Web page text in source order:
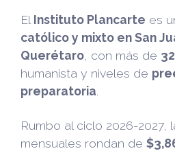
El Instituto Plancarte es
católico y mixto en San
Querétaro , con más de
humanista y niveles de
preparatoria
Rumbo al ciclo 2026-2027,
mensuales rondan de